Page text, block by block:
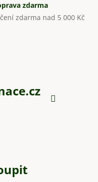
zdarma
zdarma nad 5 000 Kč